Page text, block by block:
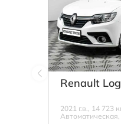
Renault
2021 г.в., 14 723
Автоматическая,